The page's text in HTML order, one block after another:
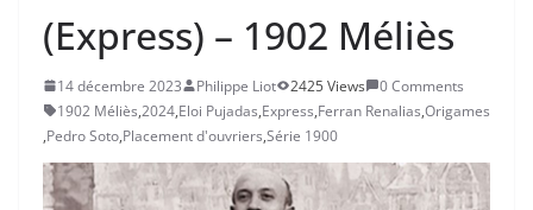
(Express) – 1902 Méliès
14 décembre 2023 Philippe Liot 2425 Views
0 Comments
1902 Méliès,2024,Eloi Pujadas,Express,Ferran Renalias,Origames
,Pedro Soto,Placement d'ouvriers,Série 1900